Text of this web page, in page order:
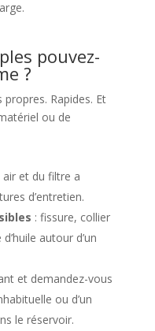
pouvez-
?
Rapides. Et
ou de
air et du filtre a
d’entretien.
: fissure, collier
autour d’un
et demandez-vous
ou d’un
le réservoir.